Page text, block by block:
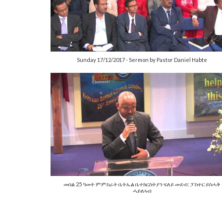
Sunday 17/12/2017 - Sermon by Pastor Daniel Habte
መበል 25 ዓመት ምምስራት ቤትኤል ቤተክርስትያን ፍለይ መደብ: ፓስተር ይስሓቅ
ሓይለኣብ